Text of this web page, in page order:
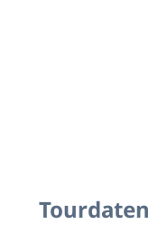
Tourdaten